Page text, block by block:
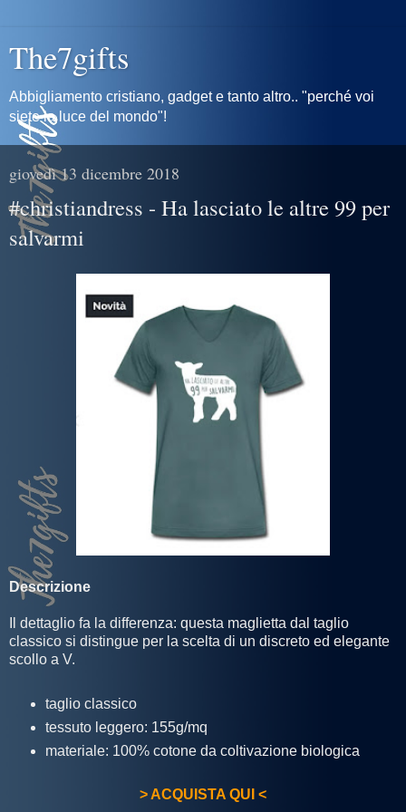
The7gifts
Abbigliamento cristiano, gadget e tanto altro.. "perché voi
siete la luce del mondo"!
giovedì 13 dicembre 2018
#christiandress - Ha lasciato le altre 99 per
salvarmi
Descrizione
Il dettaglio fa la differenza: questa maglietta dal taglio
classico si distingue per la scelta di un discreto ed elegante
scollo a V.
taglio classico
tessuto leggero: 155g/mq
materiale: 100% cotone da coltivazione biologica
> ACQUISTA QUI <